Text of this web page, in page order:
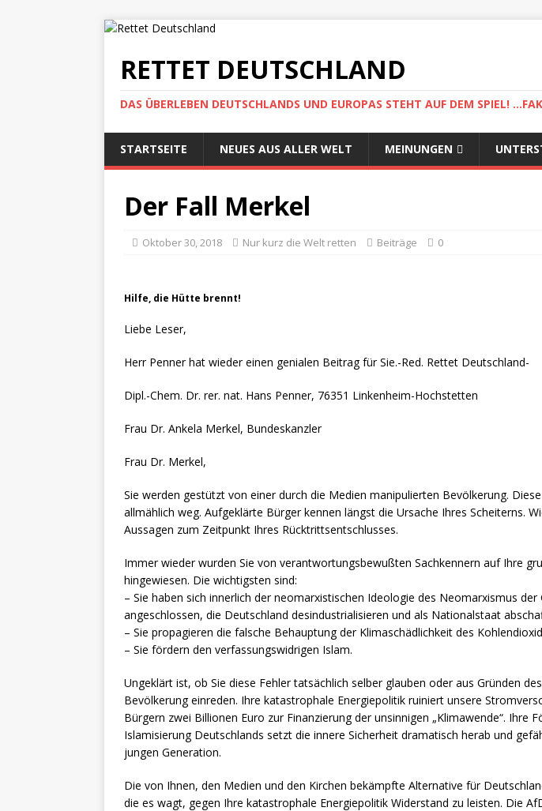
RETTET DEUTSCHLAND
DAS ÜBERLEBEN DEUTSCHLANDS UND EUROPAS STEHT AUF DEM SPIEL!
STARTSEITE NEUES AUS ALLER WELT MEINUNGEN
Der Fall Merkel
Oktober 30, 2018 Nur kurz die Welt retten Beiträge 0
Hilfe, die Hütte brennt!
Liebe Leser,
Herr Penner hat wieder einen genialen Beitrag für Sie.-Red. Rettet Deutschland-
Dipl.-Chem. Dr. rer. nat. Hans Penner, 76351 Linkenheim-Hochstetten
Frau Dr. Ankela Merkel, Bundeskanzler
Frau Dr. Merkel,
Sie werden gestützt von einer durch die Medien manipulierten Bevölkerung.
allmählich weg. Aufgeklärte Bürger kennen längst die Ursache Ihres Scheiterns.
Aussagen zum Zeitpunkt Ihres Rücktrittsentschlusses.
Immer wieder wurden Sie von verantwortungsbewußten Sachkennern auf Ihre
hingewiesen. Die wichtigsten sind:
– Sie haben sich innerlich der neomarxistischen Ideologie des Neomarxismus der
angeschlossen, die Deutschland desindustrialisieren und als Nationalstaat
– Sie propagieren die falsche Behauptung der Klimaschädlichkeit des
– Sie fördern den verfassungswidrigen Islam.
Ungeklärt ist, ob Sie diese Fehler tatsächlich selber glauben oder aus Gründen
Bevölkerung einreden. Ihre katastrophale Energiepolitik ruiniert unsere
Bürgern zwei Billionen Euro zur Finanzierung der unsinnigen „Klimawende“. Ihre
Islamisierung Deutschlands setzt die innere Sicherheit dramatisch herab und
jungen Generation.
Die von Ihnen, den Medien und den Kirchen bekämpfte Alternative für
die es wagt, gegen Ihre katastrophale Energiepolitik Widerstand zu leisten. Die